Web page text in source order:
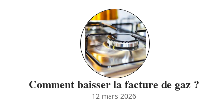
Comment baisser la facture de gaz ?
12 mars 2026